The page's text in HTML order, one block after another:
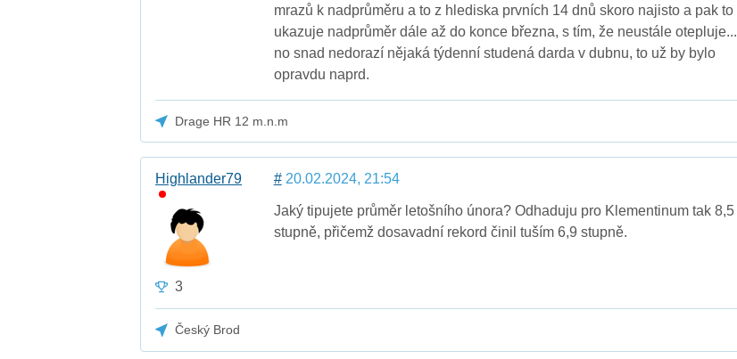
mrazů k nadprůměru a to z hlediska prvních 14 dnů skoro najisto a pak to
ukazuje nadprůměr dále až do konce března, s tím, že neustále otepluje...
no snad nedorazí nějaká týdenní studená darda v dubnu, to už by bylo
opravdu naprd.
Drage HR 12 m.n.m
Highlander79
3
#20.02.2024, 21:54
Jaký tipujete průměr letošního února? Odhaduju pro Klementinum tak 8,5
stupně, přičemž dosavadní rekord činil tuším 6,9 stupně.
Český Brod